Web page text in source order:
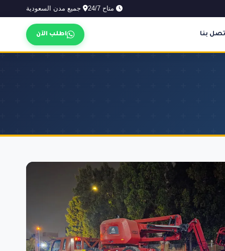
متاح 24/7 جميع مدن السعودية
بنا اطلب الآن